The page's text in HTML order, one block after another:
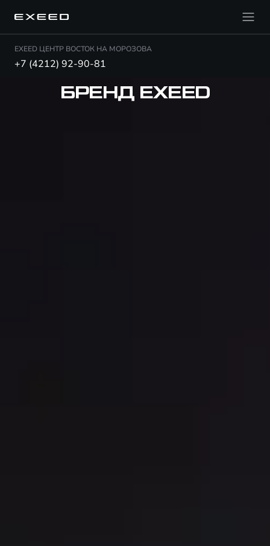
EXEED ЦЕНТР ВОСТОК НА МОРОЗОВА
+7 (4212) 92-90-81
БРЕНД EXEED